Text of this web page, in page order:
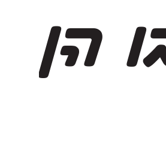
המבוטא באופן שבו הן